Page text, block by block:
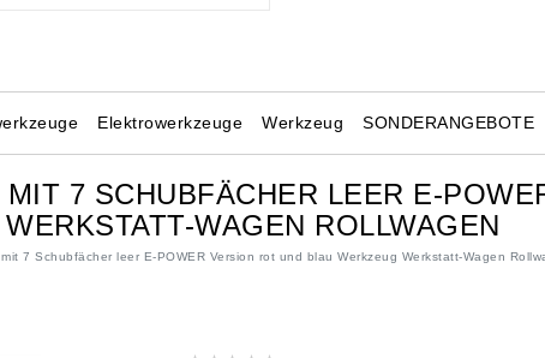
Elektrowerkzeuge Werkzeug SONDERANGEBOTE
7 SCHUBFÄCHER LEER E-
WAGEN ROLLWAGEN
7 Schubfächer leer E-POWER Version rot und blau Werkzeug Werkstatt-Wagen